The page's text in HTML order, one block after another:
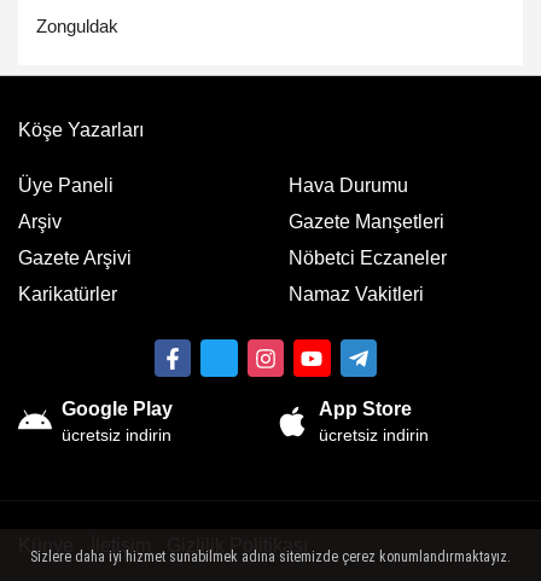
Zonguldak
Köşe Yazarları
Üye Paneli
Arşiv
Gazete Arşivi
Karikatürler
Hava Durumu
Gazete Manşetleri
Nöbetci Eczaneler
Namaz Vakitleri
Google Play
ücretsiz indirin
App Store
ücretsiz indirin
Künye İletişim Gizlilik Politikası
Sizlere daha iyi hizmet sunabilmek adına sitemizde çerez konumlandırmaktayız.